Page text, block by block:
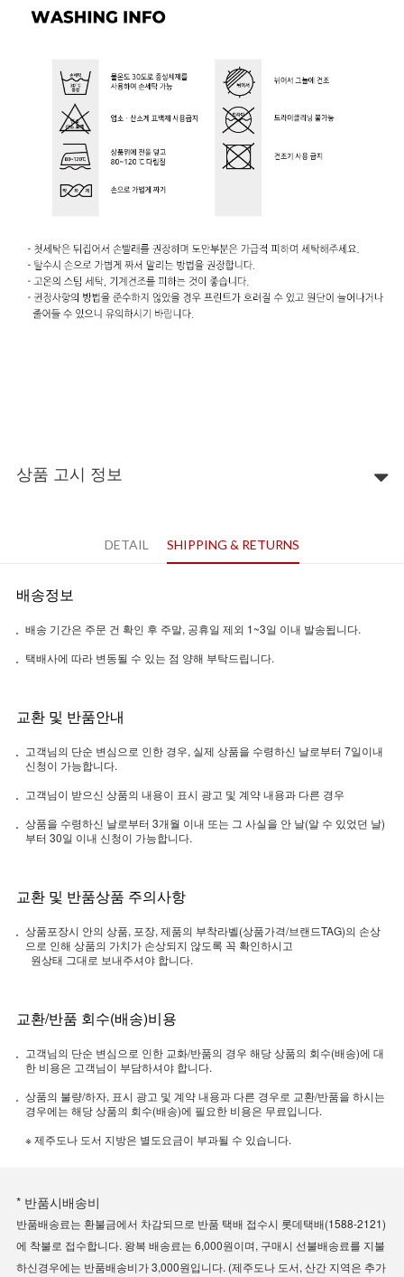
상품 고시 정보
DETAIL SHIPPING & RETURNS
배송정보
배송 기간은 주문 건 확인 후 주말, 공휴일 제외 1~3일 이내 발송됩니다.
택배사에 따라 변동될 수 있는 점 양해 부탁드립니다.
교환 및 반품안내
고객님의 단순 변심으로 인한 경우, 실제 상품을 수령하신 날로부터 7일이내
신청이 가능합니다.
고객님이 받으신 상품의 내용이 표시 광고 및 계약 내용과 다른 경우
상품을 수령하신 날로부터 3개월 이내 또는 그 사실을 안 날(알 수 있었던 날)
부터 30일 이내 신청이 가능합니다.
교환 및 반품상품 주의사항
상품포장시 안의 상품, 포장, 제품의 부착라벨(상품가격/브랜드TAG)의 손상
으로 인해 상품의 가치가 손상되지 않도록 꼭 확인하시고
원상태 그대로 보내주셔야 합니다.
교환/반품 회수(배송)비용
고객님의 단순 변심으로 인한 교화/반품의 경우 해당 상품의 회수(배송)에 대
한 비용은 고객님이 부담하셔야 합니다.
상품의 불량/하자, 표시 광고 및 계약 내용과 다른 경우로 교환/반품을 하시는
경우에는 해당 상품의 회수(배송)에 필요한 비용은 무료입니다.
※ 제주도나 도서 지방은 별도요금이 부과될 수 있습니다.
* 반품시배송비
반품배송료는 환불금에서 차감되므로 반품 택배 접수시 롯데택배(1588-2121)
에 착불로 접수합니다. 왕복 배송료는 6,000원이며, 구매시 선불배송료를 지불
하신경우에는 반품배송비가 3,000원입니다. (제주도나 도서, 산간 지역은 추가